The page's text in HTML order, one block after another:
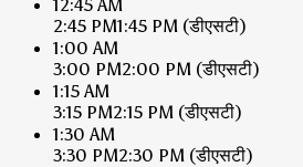
12:45 AM
2:45 PM1:45 PM (डीएसटी)
1:00 AM
3:00 PM2:00 PM (डीएसटी)
1:15 AM
3:15 PM2:15 PM (डीएसटी)
1:30 AM
3:30 PM2:30 PM (डीएसटी)